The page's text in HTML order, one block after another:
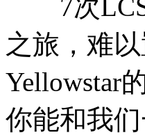
7次LCS
之旅，难
Yellowstar
你能和我